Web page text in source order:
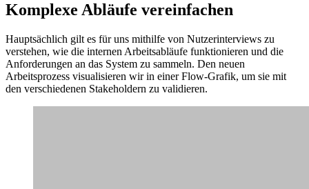
Komplexe Abläufe vereinfachen
Hauptsächlich gilt es für uns mithilfe von Nutzerinterviews zu
verstehen, wie die internen Arbeitsabläufe funktionieren und die
Anforderungen an das System zu sammeln. Den neuen
Arbeitsprozess visualisieren wir in einer Flow-Grafik, um sie mit
den verschiedenen Stakeholdern zu validieren.